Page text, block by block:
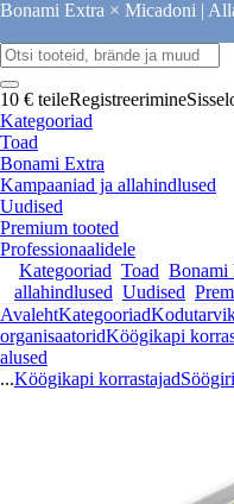
Bonami Extra × Micadoni |
10 € teileRegistreerimine
Kategooriad
Toad
Bonami Extra
Kampaaniad ja allahindlused
Uudised
Premium tooted
Professionaalidele
Kategooriad Toad Bonami
allahindlused Uudised
AvalehtKategooriad
organisaatoridKöögikapi
alused
...Köögikapi korrastajad